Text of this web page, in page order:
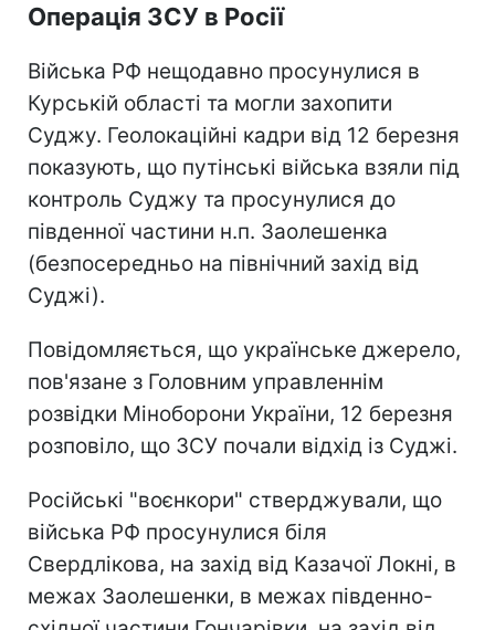
Операція ЗСУ в Росії
Війська РФ нещодавно просунулися в
Курській області та могли захопити
Суджу. Геолокаційні кадри від 12 березня
показують, що путінські війська взяли під
контроль Суджу та просунулися до
південної частини н.п. Заолешенка
(безпосередньо на північний захід від
Суджі).
Повідомляється, що українське джерело,
пов'язане з Головним управленнім
розвідки Міноборони України, 12 березня
розповіло, що ЗСУ почали відхід із Суджі.
Російські "воєнкори" стверджували, що
війська РФ просунулися біля
Свердлікова, на захід від Казачої Локні, в
межах Заолешенки, в межах південно-